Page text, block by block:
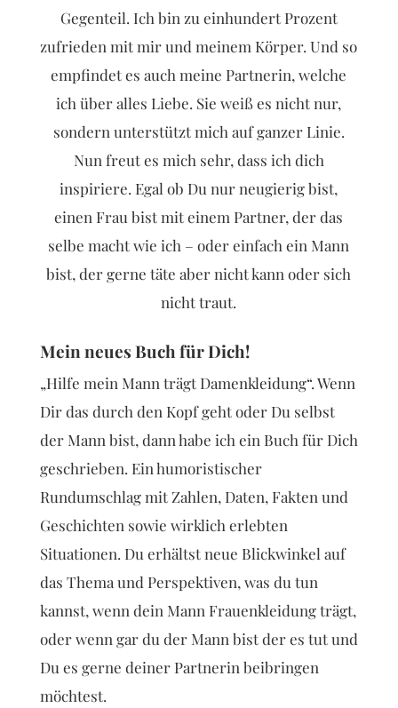
Gegenteil. Ich bin zu einhundert Prozent
zufrieden mit mir und meinem Körper. Und so
empfindet es auch meine Partnerin, welche
ich über alles Liebe. Sie weiß es nicht nur,
sondern unterstützt mich auf ganzer Linie.
Nun freut es mich sehr, dass ich dich
inspiriere. Egal ob Du nur neugierig bist,
einen Frau bist mit einem Partner, der das
selbe macht wie ich – oder einfach ein Mann
bist, der gerne täte aber nicht kann oder sich
nicht traut.
Mein neues Buch für Dich!
„Hilfe mein Mann trägt Damenkleidung“. Wenn
Dir das durch den Kopf geht oder Du selbst
der Mann bist, dann habe ich ein Buch für Dich
geschrieben. Ein humoristischer
Rundumschlag mit Zahlen, Daten, Fakten und
Geschichten sowie wirklich erlebten
Situationen. Du erhältst neue Blickwinkel auf
das Thema und Perspektiven, was du tun
kannst, wenn dein Mann Frauenkleidung trägt,
oder wenn gar du der Mann bist der es tut und
Du es gerne deiner Partnerin beibringen
möchtest.